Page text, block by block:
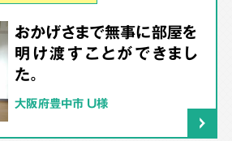
おかげさまで無事に部屋を
明け渡すことができまし
た。
大阪府豊中市 U様